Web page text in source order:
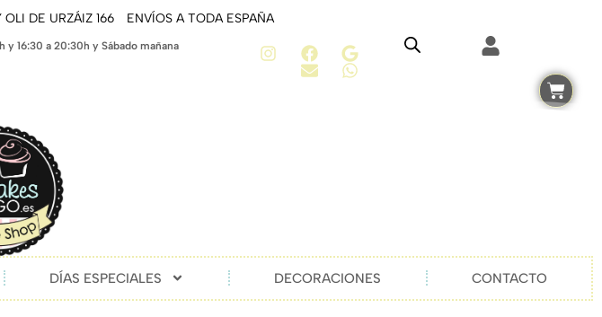
OLI DE URZÁIZ 166 ENVÍOS A TODA ESPAÑA
y 16:30 a 20:30h y Sábado mañana
DÍAS ESPECIALES DECORACIONES CONTACTO